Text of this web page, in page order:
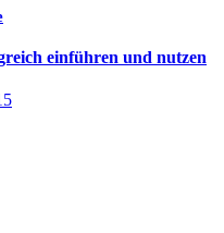
einführen und nutzen